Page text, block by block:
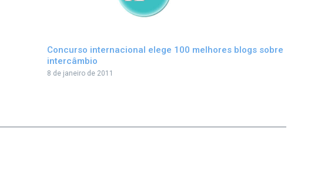
Concurso internacional elege 100 melhores blogs sobre
intercâmbio
8 de janeiro de 2011